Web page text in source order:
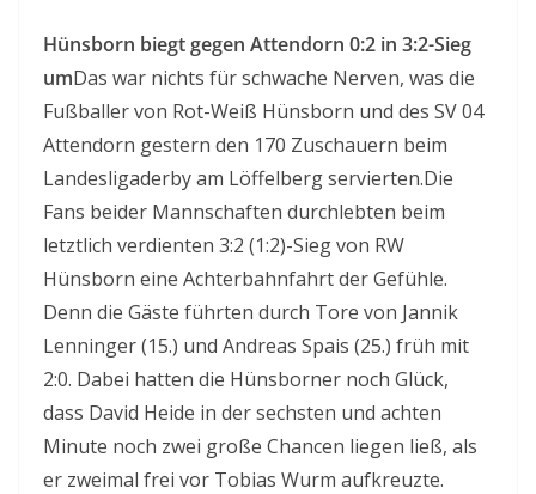
Hünsborn biegt gegen Attendorn 0:2 in 3:2-Sieg
umDas war nichts für schwache Nerven, was die
Fußballer von Rot-Weiß Hünsborn und des SV 04
Attendorn gestern den 170 Zuschauern beim
Landesligaderby am Löffelberg servierten.Die
Fans beider Mannschaften durchlebten beim
letztlich verdienten 3:2 (1:2)-Sieg von RW
Hünsborn eine Achterbahnfahrt der Gefühle.
Denn die Gäste führten durch Tore von Jannik
Lenninger (15.) und Andreas Spais (25.) früh mit
2:0. Dabei hatten die Hünsborner noch Glück,
dass David Heide in der sechsten und achten
Minute noch zwei große Chancen liegen ließ, als
er zweimal frei vor Tobias Wurm aufkreuzte.